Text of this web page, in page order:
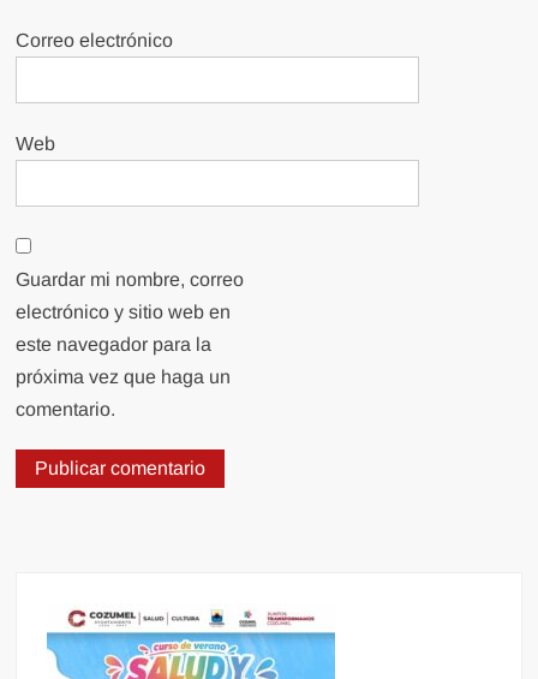
Correo electrónico
Web
Guardar mi nombre, correo
electrónico y sitio web en
este navegador para la
próxima vez que haga un
comentario.